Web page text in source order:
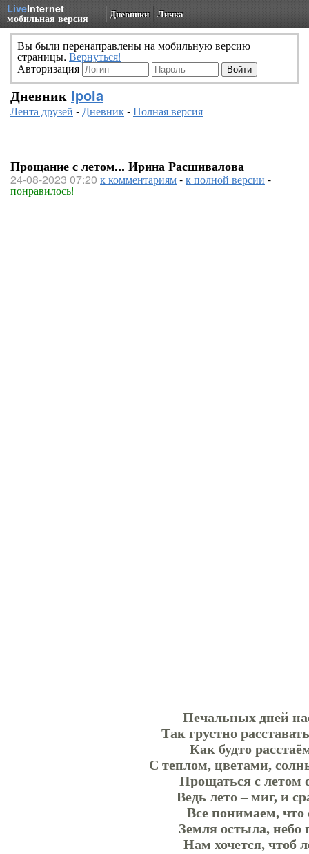
LiveInternet
мобильная версия Дневники Личка
Вы были перенаправлены на мобильную версию
страницы. Вернуться!
Авторизация
Дневник Ipola
Лента друзей -Дневник-Полная версия
Прощание с летом... Ирина Расшивалова
24-08-2023 07:20 к комментариям-к полной версии -
понравилось!
Печальных дней
Так грустно
Как будто
С теплом, цветами,
Прощаться с летом
Ведь лето – миг, и
Все понимаем,
Земля остыла,
Нам хочется, чтоб